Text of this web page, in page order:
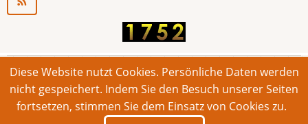
© 2026 Bonner Aufruf. Alle Rechte vorbehalten.
Footer
Impressum Kontakt Intern
Diese Website nutzt Cookies. Persönliche Daten werden
nicht gespeichert. Indem Sie den Besuch unserer Seiten
fortsetzen, stimmen Sie dem Einsatz von Cookies zu.